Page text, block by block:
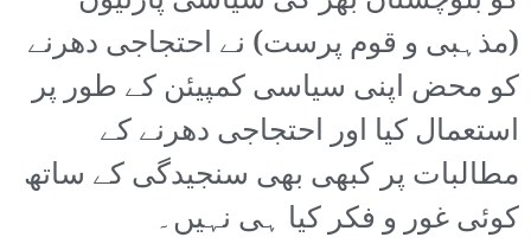
(مذہبی و قوم پرست) نے احتجاجی دھرنے
کو محض اپنی سیاسی کمپیئن کے طور پر
استعمال کیا اور احتجاجی دھرنے کے
مطالبات پر کبھی بھی سنجیدگی کے ساتھ
کوئی غور و فکر کیا ہی نہیں۔